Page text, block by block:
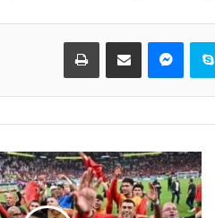
Skype حصيداري ڪريو اي ميل ذريعي